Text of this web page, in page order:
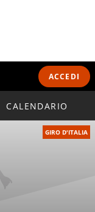
ACCEDI
CALENDARIO
GIRO D'ITALIA